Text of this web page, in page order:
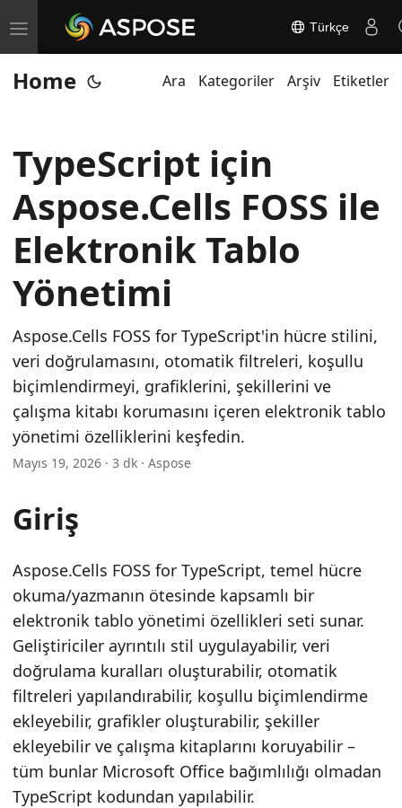
T
o
g
e
n
a
i
g
a
t
i
o
n
Türkçe
Home Ara Kategoriler Arşiv Etiketler
TypeScript için
Aspose.Cells FOSS ile
Elektronik Tablo
Yönetimi
Aspose.Cells FOSS for TypeScript'in hücre stilini,
veri doğrulamasını, otomatik filtreleri, koşullu
biçimlendirmeyi, grafiklerini, şekillerini ve
çalışma kitabı korumasını içeren elektronik tablo
yönetimi özelliklerini keşfedin.
Mayıs 19, 2026 · 3 dk · Aspose
Giriş
Aspose.Cells FOSS for TypeScript, temel hücre
okuma/yazmanın ötesinde kapsamlı bir
elektronik tablo yönetimi özellikleri seti sunar.
Geliştiriciler ayrıntılı stil uygulayabilir, veri
doğrulama kuralları oluşturabilir, otomatik
filtreleri yapılandırabilir, koşullu biçimlendirme
ekleyebilir, grafikler oluşturabilir, şekiller
ekleyebilir ve çalışma kitaplarını koruyabilir –
tüm bunlar Microsoft Office bağımlılığı olmadan
TypeScript kodundan yapılabilir.